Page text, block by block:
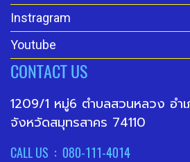
Instragram
Youtube
CONTACT US
1209/1 หมู่6 ตำบลสวนหลวง อำ
จังหวัดสมุทรสาคร 74110
CALL US : 080-111-4014